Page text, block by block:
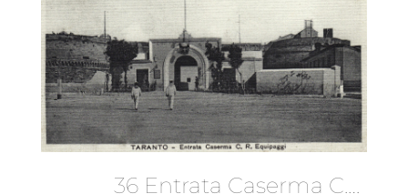
36 Entrata Caserma C.R.Equipaggi